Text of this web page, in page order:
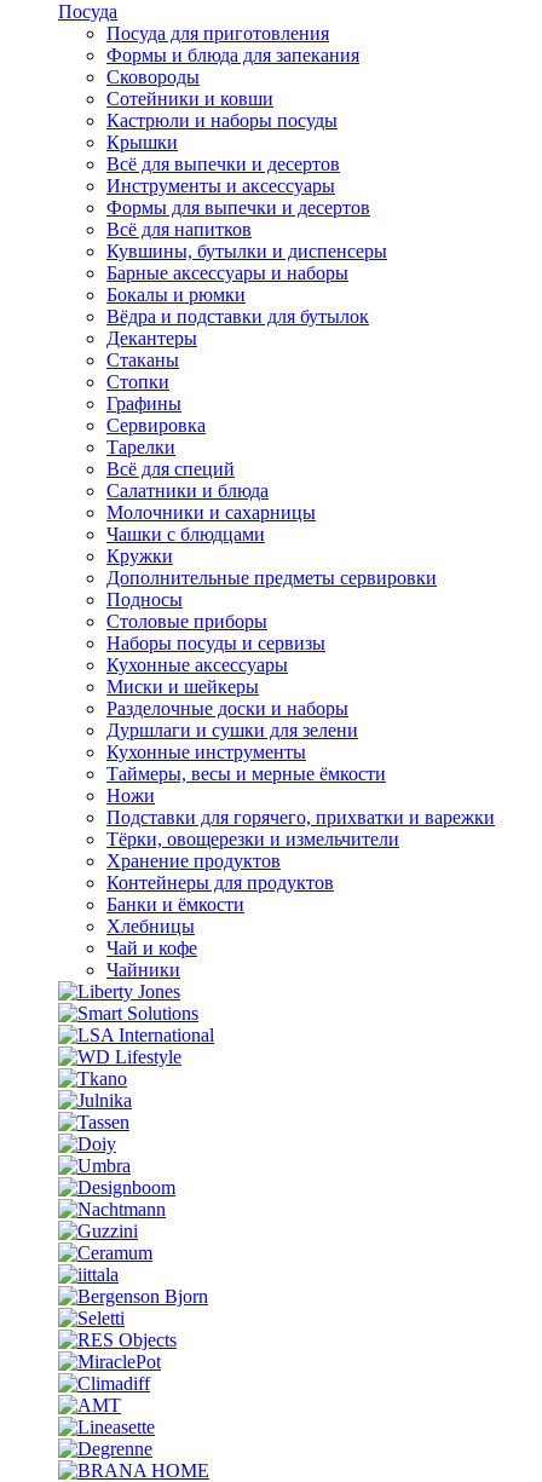
Посуда
Посуда для приготовления
Формы и блюда для запекания
Сковороды
Сотейники и ковши
Кастрюли и наборы посуды
Крышки
Всё для выпечки и десертов
Инструменты и аксессуары
Формы для выпечки и десертов
Всё для напитков
Кувшины, бутылки и диспенсеры
Барные аксессуары и наборы
Бокалы и рюмки
Вёдра и подставки для бутылок
Декантеры
Стаканы
Стопки
Графины
Сервировка
Тарелки
Всё для специй
Салатники и блюда
Молочники и сахарницы
Чашки с блюдцами
Кружки
Дополнительные предметы сервировки
Подносы
Столовые приборы
Наборы посуды и сервизы
Кухонные аксессуары
Миски и шейкеры
Разделочные доски и наборы
Дуршлаги и сушки для зелени
Кухонные инструменты
Таймеры, весы и мерные ёмкости
Ножи
Подставки для горячего, прихватки и варежки
Тёрки, овощерезки и измельчители
Хранение продуктов
Контейнеры для продуктов
Банки и ёмкости
Хлебницы
Чай и кофе
Чайники